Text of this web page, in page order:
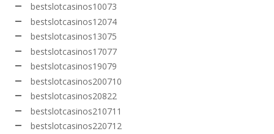
bestslotcasinos10073
bestslotcasinos12074
bestslotcasinos13075
bestslotcasinos17077
bestslotcasinos19079
bestslotcasinos200710
bestslotcasinos20822
bestslotcasinos210711
bestslotcasinos220712